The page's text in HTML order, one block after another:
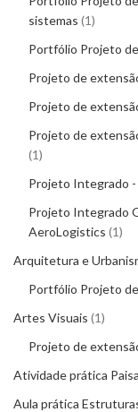
sistemas 1
Portfólio Projeto
Projeto de
Projeto de
Projeto de
1
Projeto Integrado -
Projeto Integrado
AeroLogistics 1
Arquitetura e
Portfólio Projeto
Artes Visuais 1
Projeto de
Atividade prática
Aula prática